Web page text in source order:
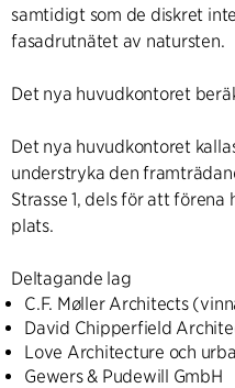
samtidigt som de diskret
fasadrutnätet av natursten.
Det nya huvudkontoret
Det nya huvudkontoret
understryka den
Strasse 1, dels för att
plats.
Deltagande lag
C.F. Møller Architects
David Chipperfield
Love Architecture och
Gewers & Pudewill GmbH